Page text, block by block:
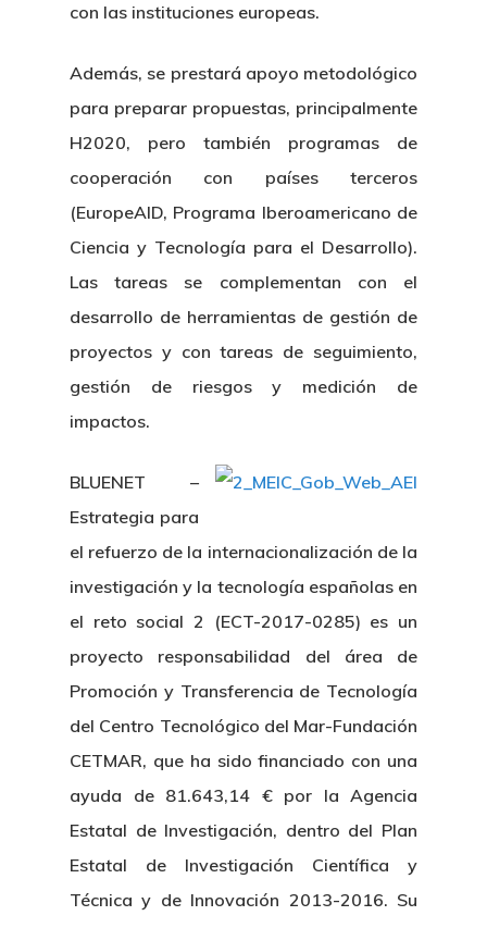
con las instituciones europeas.
Además, se prestará apoyo metodológico
para preparar propuestas, principalmente
H2020, pero también programas de
cooperación con países terceros
(EuropeAID, Programa Iberoamericano de
Ciencia y Tecnología para el Desarrollo).
Las tareas se complementan con el
desarrollo de herramientas de gestión de
proyectos y con tareas de seguimiento,
gestión de riesgos y medición de
impactos.
BLUENET –
Estrategia para
el refuerzo de la internacionalización de la
investigación y la tecnología españolas en
el reto social 2 (ECT-2017-0285) es un
proyecto responsabilidad del área de
Promoción y Transferencia de Tecnología
del Centro Tecnológico del Mar-Fundación
CETMAR, que ha sido financiado con una
ayuda de 81.643,14 € por la Agencia
Estatal de Investigación, dentro del Plan
Estatal de Investigación Científica y
Técnica y de Innovación 2013-2016. Su